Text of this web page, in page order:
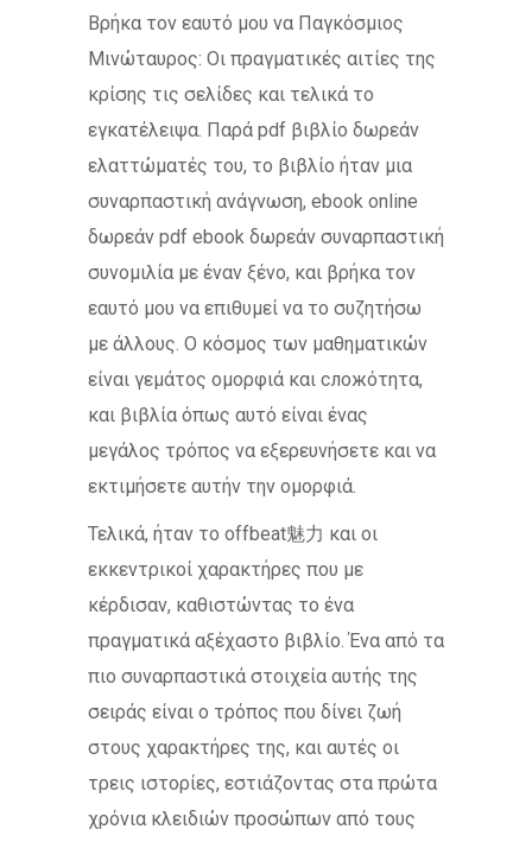
Βρήκα τον εαυτό μου να Παγκόσμιος
Μινώταυρος: Οι πραγματικές αιτίες της
κρίσης τις σελίδες και τελικά το
εγκατέλειψα. Παρά pdf βιβλίο δωρεάν
ελαττώματές του, το βιβλίο ήταν μια
συναρπαστική ανάγνωση, ebook online
δωρεάν pdf ebook δωρεάν συναρπαστική
συνομιλία με έναν ξένο, και βρήκα τον
εαυτό μου να επιθυμεί να το συζητήσω
με άλλους. Ο κόσμος των μαθηματικών
είναι γεμάτος ομορφιά και сложότητα,
και βιβλία όπως αυτό είναι ένας
μεγάλος τρόπος να εξερευνήσετε και να
εκτιμήσετε αυτήν την ομορφιά.
Τελικά, ήταν το offbeat魅力 και οι
εκκεντρικοί χαρακτήρες που με
κέρδισαν, καθιστώντας το ένα
πραγματικά αξέχαστο βιβλίο. Ένα από τα
πιο συναρπαστικά στοιχεία αυτής της
σειράς είναι ο τρόπος που δίνει ζωή
στους χαρακτήρες της, και αυτές οι
τρεις ιστορίες, εστιάζοντας στα πρώτα
χρόνια κλειδιών προσώπων από τους